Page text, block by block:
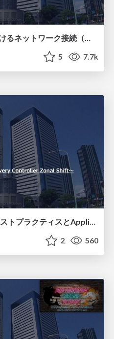
ガバメントクラウドにおけるネットワーク接続（省庁編）
5 7.7k
2 560